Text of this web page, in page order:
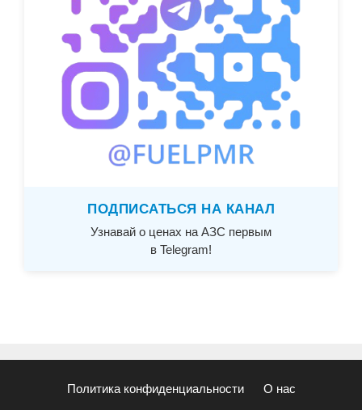
ПОДПИСАТЬСЯ НА КАНАЛ
Узнавай о ценах на АЗС первым
в Telegram!
Политика конфиденциальности О нас